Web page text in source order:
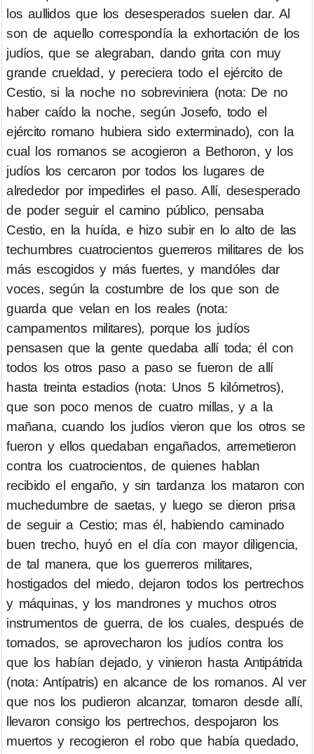
los aullidos que los desesperados suelen dar. Al
son de aquello correspondía la exhortación de los
judíos, que se alegraban, dando grita con muy
grande crueldad, y pereciera todo el ejército de
Cestio, si la noche no sobreviniera (nota: De no
haber caído la noche, según Josefo, todo el
ejército romano hubiera sido exterminado), con la
cual los romanos se acogieron a Bethoron, y los
judíos los cercaron por todos los lugares de
alrededor por impedirles el paso. Allí, desesperado
de poder seguir el camino público, pensaba
Cestio, en la huída, e hizo subir en lo alto de las
techumbres cuatrocientos guerreros militares de los
más escogidos y más fuertes, y mandóles dar
voces, según la costumbre de los que son de
guarda que velan en los reales (nota:
campamentos militares), porque los judíos
pensasen que la gente quedaba allí toda; él con
todos los otros paso a paso se fueron de allí
hasta treinta estadios (nota: Unos 5 kilómetros),
que son poco menos de cuatro millas, y a la
mañana, cuando los judíos vieron que los otros se
fueron y ellos quedaban engañados, arremetieron
contra los cuatrocientos, de quienes hablan
recibido el engaño, y sin tardanza los mataron con
muchedumbre de saetas, y luego se dieron prisa
de seguir a Cestio; mas él, habiendo caminado
buen trecho, huyó en el día con mayor diligencia,
de tal manera, que los guerreros militares,
hostigados del miedo, dejaron todos los pertrechos
y máquinas, y los mandrones y muchos otros
instrumentos de guerra, de los cuales, después de
tornados, se aprovecharon los judíos contra los
que los habían dejado, y vinieron hasta Antipátrida
(nota: Antípatris) en alcance de los romanos. Al ver
que nos los pudieron alcanzar, tornaron desde allí,
llevaron consigo los pertrechos, despojaron los
muertos y recogieron el robo que había quedado,